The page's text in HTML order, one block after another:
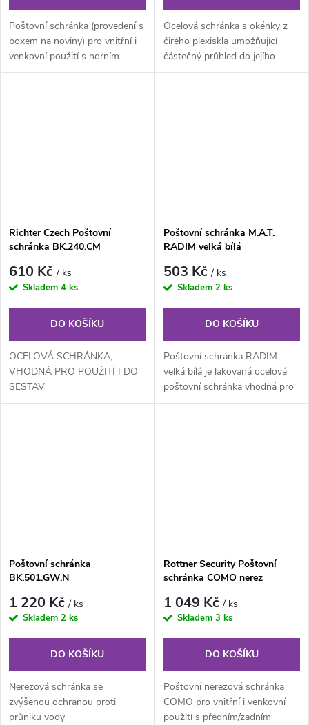
Poštovní schránka (provedení s
boxem na noviny) pro vnitřní i
venkovní použití s horním
vhozem a předním výběrem...
Ocelová schránka s okénky z
čirého plexiskla umožňující
částečný průhled do jejího
vnitřku
Richter Czech Poštovní
schránka BK.240.CM
610 Kč/ ks
Skladem 4 ks
DO KOŠÍKU
OCELOVÁ SCHRÁNKA,
VHODNÁ PRO POUŽITÍ I DO
SESTAV
Poštovní schránka M.A.T.
RADIM velká bílá
503 Kč/ ks
Skladem 2 ks
DO KOŠÍKU
Poštovní schránka RADIM
velká bílá je lakovaná ocelová
poštovní schránka vhodná pro
použití do nástěnných sestav
Poštovní schránka
BK.501.GW.N
1 220 Kč/ ks
Skladem 2 ks
DO KOŠÍKU
Nerezová schránka se
zvýšenou ochranou proti
průniku vody
Rottner Security Poštovní
schránka COMO nerez
1 049 Kč/ ks
Skladem 3 ks
DO KOŠÍKU
Poštovní nerezová schránka
COMO pro vnitřní i venkovní
použití s předním/zadním